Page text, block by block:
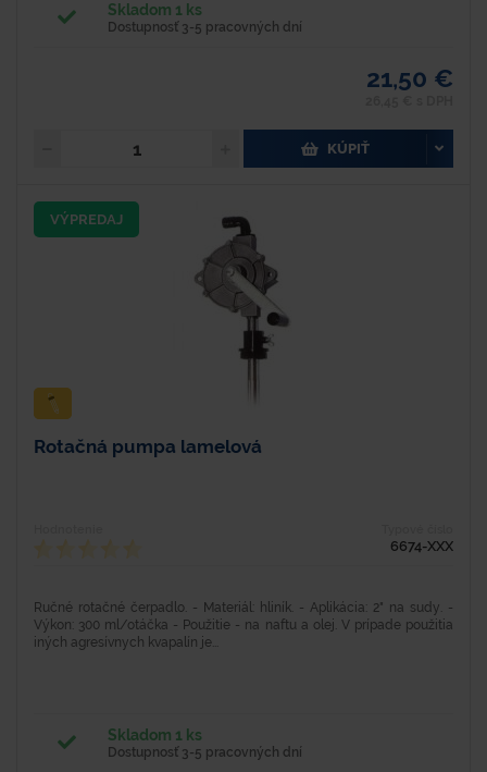
Skladom 1 ks
Dostupnosť 3-5 pracovných dní
21,50 €
KÚPIŤ
VÝPREDAJ
Rotačná pumpa lamelová
6674-XXX
Ručné rotačné čerpadlo. - Materiál: hliník. - Aplikácia: 2" na sudy. -
Výkon: 300 ml/otáčka - Použitie - na naftu a olej. V prípade použitia
iných agresívnych kvapalín je...
Skladom 1 ks
Dostupnosť 3-5 pracovných dní